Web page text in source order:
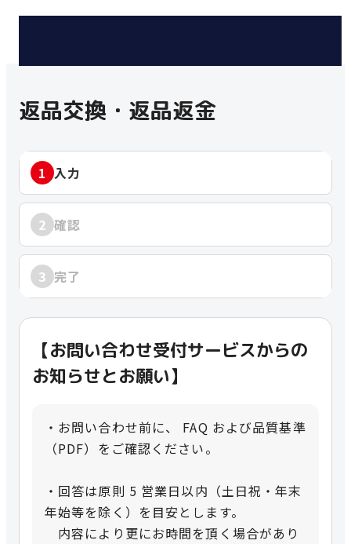
返品交換・返品返金
1 入力
2 確認
3 完了
【お問い合わせ受付サービスからの
お知らせとお願い】
・お問い合わせ前に、 FAQ および品質基準
（PDF）をご確認ください。
・回答は原則 5 営業日以内（土日祝・年末
年始等を除く）を目安とします。
内容により更にお時間を頂く場合があり